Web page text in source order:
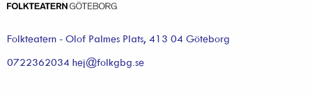
Folkteatern - Olof Palmes Plats, 413 04 Göteborg
0722362034 hej@folkgbg.se